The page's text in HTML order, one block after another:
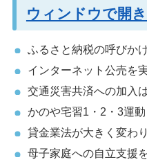
ウィンドウで開き
ふるさと納税の呼びか
インターネット公売を
交通災害共済への加入
かのや宅習1・2・3運動
貸金業法が大きく変わ
母子家庭への自立支援